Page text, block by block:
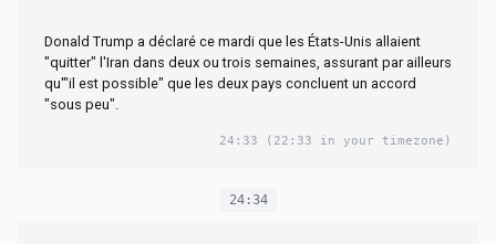
Donald Trump a déclaré ce mardi que les États-Unis allaient
"quitter" l'Iran dans deux ou trois semaines, assurant par ailleurs
qu'"il est possible" que les deux pays concluent un accord
"sous peu".
24:33 (22:33 in your timezone)
24:34